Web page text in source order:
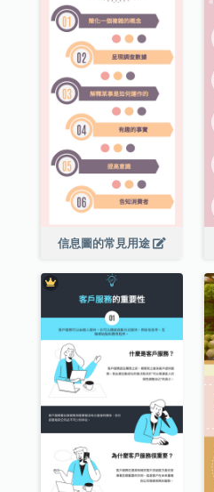
信息圖的常見用途